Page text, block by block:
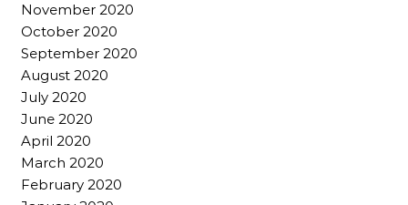
November 2020
October 2020
September 2020
August 2020
July 2020
June 2020
April 2020
March 2020
February 2020